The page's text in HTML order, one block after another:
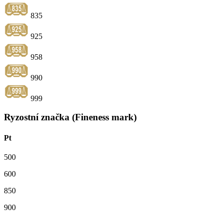
835
925
958
990
999
Ryzostní značka (Fineness mark)
Pt
500
600
850
900